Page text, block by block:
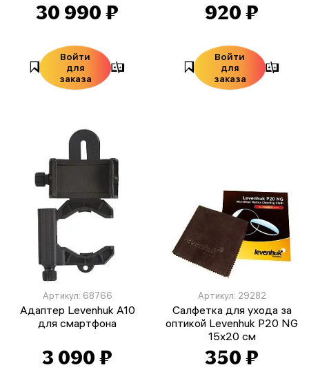
30 990 ₽
Войти
для
заказа
920 ₽
Войти
для
заказа
Артикул: 68766
Адаптер Levenhuk A10
для смартфона
3 090 ₽
Артикул: 29282
Салфетка для ухода за
оптикой Levenhuk P20 NG
15x20 см
350 ₽